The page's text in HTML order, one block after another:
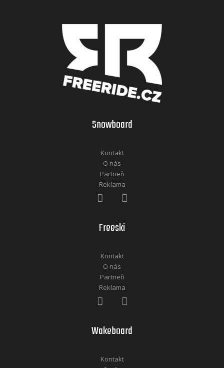
Snowboard
Kontakt
O nás
Partneři
Reklama
Freeski
Kontakt
O nás
Partneři
Reklama
Wakeboard
Kontakt